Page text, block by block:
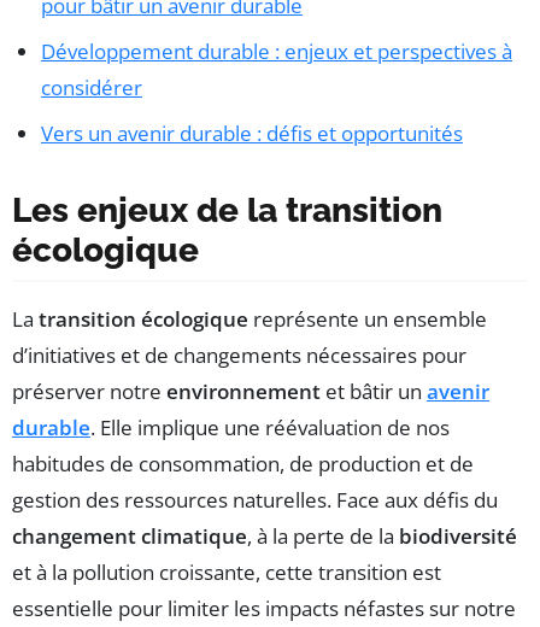
pour bâtir un avenir durable
Développement durable : enjeux et perspectives à
considérer
Vers un avenir durable : défis et opportunités
Les enjeux de la transition
écologique
La transition écologique représente un ensemble
d’initiatives et de changements nécessaires pour
préserver notre environnement et bâtir un avenir
durable. Elle implique une réévaluation de nos
habitudes de consommation, de production et de
gestion des ressources naturelles. Face aux défis du
changement climatique, à la perte de la biodiversité
et à la pollution croissante, cette transition est
essentielle pour limiter les impacts néfastes sur notre